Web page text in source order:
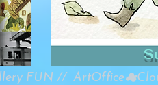
FUN //